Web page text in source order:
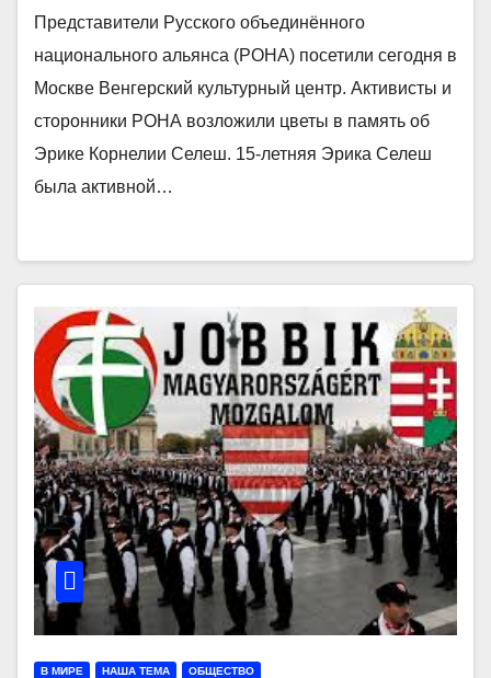
Представители Русского объединённого
национального альянса (РОНА) посетили сегодня в
Москве Венгерский культурный центр. Активисты и
сторонники РОНА возложили цветы в память об
Эрике Корнелии Селеш. 15-летняя Эрика Селеш
была активной…
В МИРЕ НАША ТЕМА ОБЩЕСТВО